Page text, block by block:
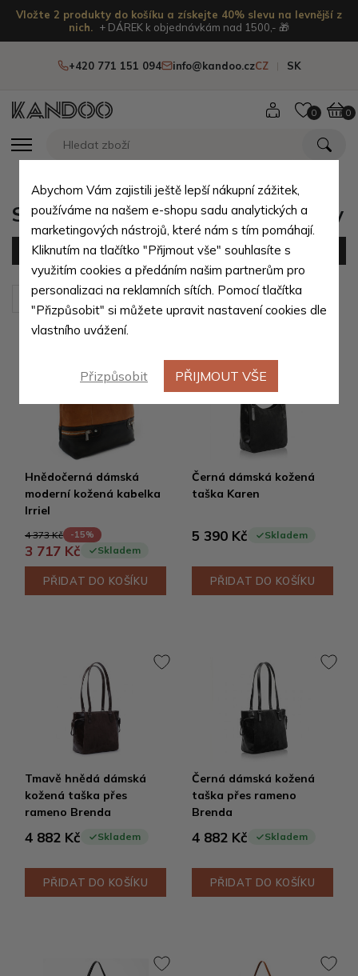
Vložte 2 produkty do košíku a získejte 40% slevu na levnější z
nich.
+ DÁREK k objednávkám nad 1500,- 🎁
+420 771 151 094 info@kandoo.czCZ SK
0 0
Shopper/nákupní dámské kabelky
Filtr (11 produktů)
Seřadit podle: Výchozí
Hnědočerná dámská
moderní kožená kabelka
Irriel
4 373 Kč -15%
3 717 Kč Skladem
PŘIDAT DO KOŠÍKU
Černá dámská kožená
taška Karen
5 390 Kč Skladem
PŘIDAT DO KOŠÍKU
Tmavě hnědá dámská
kožená taška přes
rameno Brenda
4 882 Kč Skladem
PŘIDAT DO KOŠÍKU
Černá dámská kožená
taška přes rameno
Brenda
4 882 Kč Skladem
PŘIDAT DO KOŠÍKU
Abychom Vám zajistili ještě lepší nákupní zážitek,
používáme na našem e-shopu sadu analytických a
marketingových nástrojů, které nám s tím pomáhají.
Kliknutím na tlačítko "Přijmout vše" souhlasíte s
využitím cookies a předáním našim partnerům pro
personalizaci na reklamních sítích. Pomocí tlačítka
"Přizpůsobit" si můžete upravit nastavení cookies dle
vlastního uvážení.
Přizpůsobit PŘIJMOUT VŠE